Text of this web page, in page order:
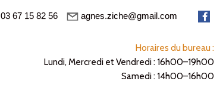
03 67 15 82 56 agnes.ziche@gmail.com
Horaires du bureau :
Lundi, Mercredi et Vendredi : 16h00–19h00
Samedi : 14h00–16h00